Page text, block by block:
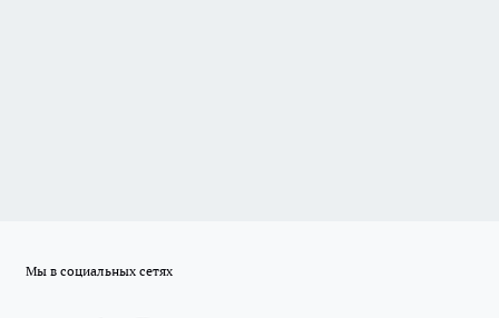
Мы в социальных сетях